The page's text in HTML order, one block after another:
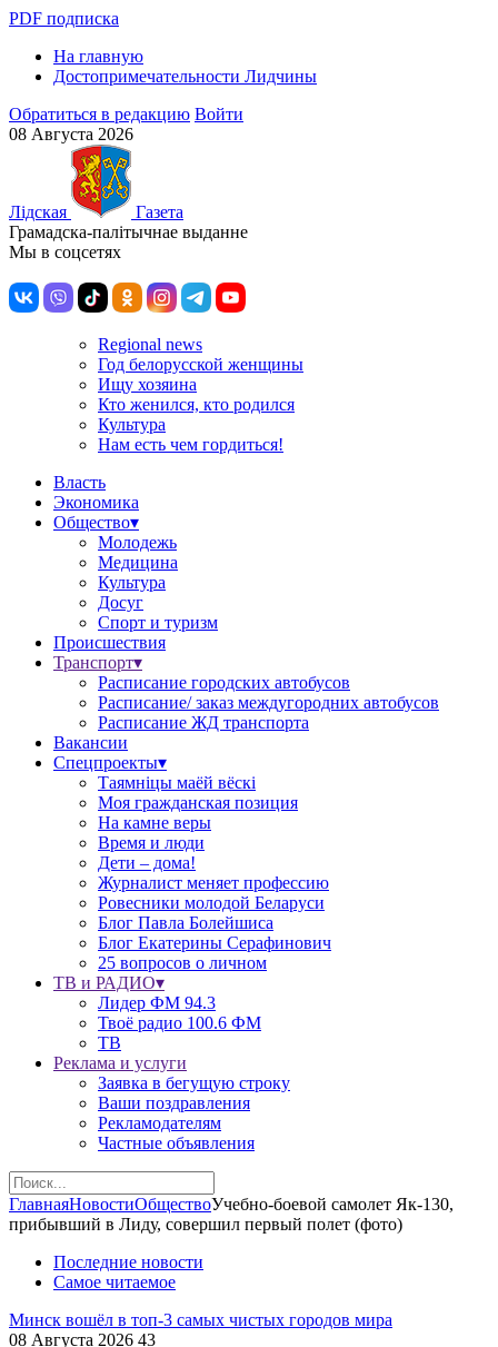
PDF подписка
На главную
Достопримечательности Лидчины
Обратиться в редакцию Войти
08 Августа 2026
Лiдская
Газета
Грамадска-палiтычнае выданне
Мы в соцсетях
Regional news
Год белорусской женщины
Ищу хозяина
Кто женился, кто родился
Культура
Нам есть чем гордиться!
Власть
Экономика
Общество▾
Молодежь
Медицина
Культура
Досуг
Спорт и туризм
Происшествия
Транспорт▾
Расписание городских автобусов
Расписание/ заказ междугородних автобусов
Расписание ЖД транспорта
Вакансии
Спецпроекты▾
Таямніцы маёй вёскі
Моя гражданская позиция
На камне веры
Время и люди
Дети – дома!
Журналист меняет профессию
Ровесники молодой Беларуси
Блог Павла Болейшиса
Блог Екатерины Серафинович
25 вопросов о личном
ТВ и РАДИО▾
Лидер ФМ 94.3
Твоё радио 100.6 ФМ
ТВ
Реклама и услуги
Заявка в бегущую строку
Ваши поздравления
Рекламодателям
Частные объявления
ГлавнаяНовостиОбществоУчебно-боевой самолет Як-130,
прибывший в Лиду, совершил первый полет (фото)
Последние новости
Самое читаемое
Минск вошёл в топ-3 самых чистых городов мира
08 Августа 2026 43